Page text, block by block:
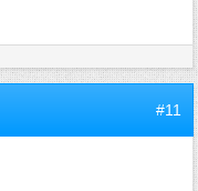
#11